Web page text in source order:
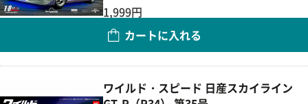
1,999円
カートに入れる
ワイルド・スピード 日産スカイライン